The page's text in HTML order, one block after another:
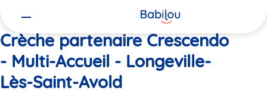
Crèche partenaire Crescendo
- Multi-Accueil - Longeville-
Lès-Saint-Avold